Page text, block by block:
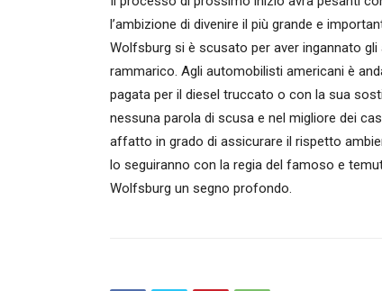
l’ambizione di divenire il più grande e
Wolfsburg si è scusato per aver ingannato
rammarico. Agli automobilisti americani è
pagata per il diesel truccato o con la sua
nessuna parola di scusa e nel migliore dei
affatto in grado di assicurare il rispetto
lo seguiranno con la regia del famoso e
Wolfsburg un segno profondo.